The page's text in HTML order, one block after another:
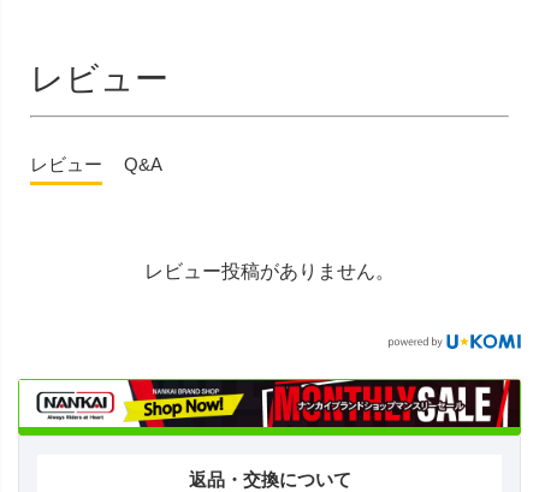
レビュー
レビュー Q&A
レビュー投稿がありません。
返品・交換について